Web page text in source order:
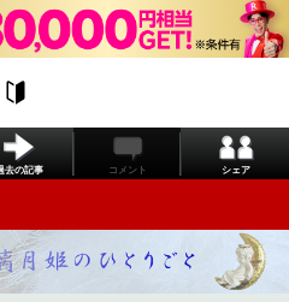
去の記事 コメント シェア